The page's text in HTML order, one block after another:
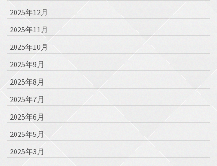
2025年12月
2025年11月
2025年10月
2025年9月
2025年8月
2025年7月
2025年6月
2025年5月
2025年3月